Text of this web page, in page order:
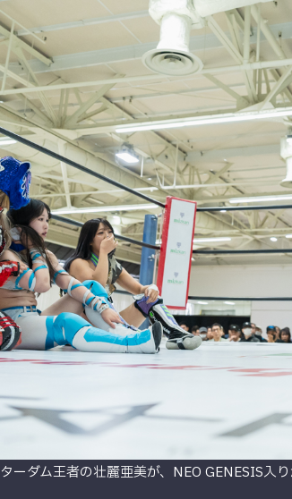
ーダム王者の壮麗亜美が、NEO GENESIS入